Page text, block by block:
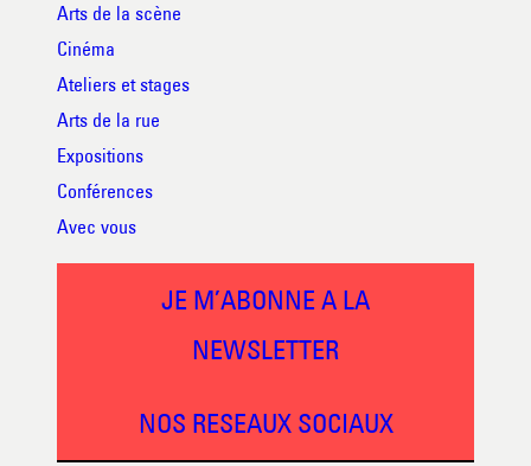
Arts de la scène
Cinéma
Ateliers et stages
Arts de la rue
Expositions
Conférences
Avec vous
JE M’ABONNE A LA
NEWSLETTER
NOS RESEAUX SOCIAUX